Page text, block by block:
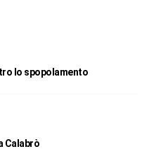
lo spopolamento
Calabrò